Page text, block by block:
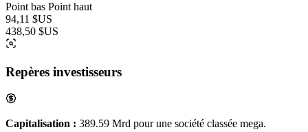
Point bas Point haut
94,11 $US
438,50 $US
Repères investisseurs
Capitalisation : 389.59 Mrd pour une société classée mega.